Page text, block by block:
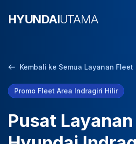
HYUNDAIUTAMA
Kembali ke Semua Layanan Fleet
Promo Fleet Area Indragiri Hilir
Pusat